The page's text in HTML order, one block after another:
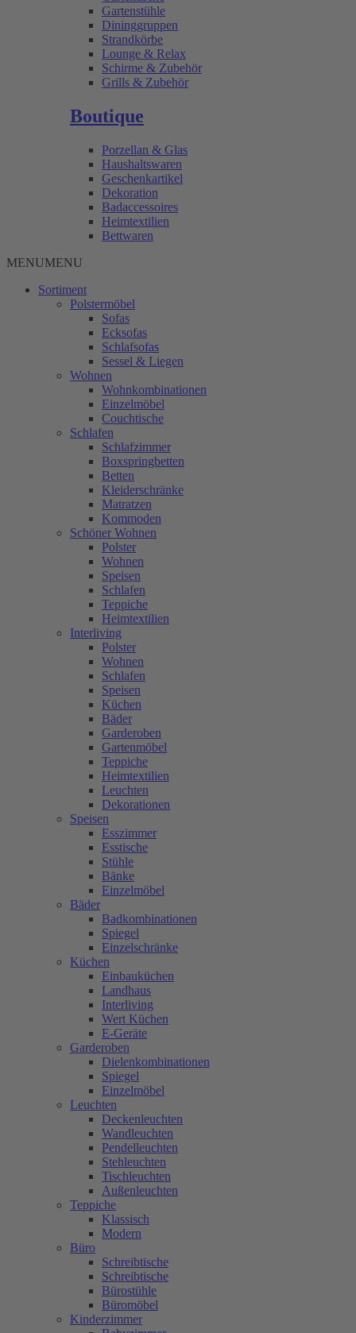
Gartenstühle
Dininggruppen
Strandkörbe
Lounge & Relax
Schirme & Zubehör
Grills & Zubehör
Boutique
Porzellan & Glas
Haushaltswaren
Geschenkartikel
Dekoration
Badaccessoires
Heimtextilien
Bettwaren
MENUMENU
Sortiment
Polstermöbel
Sofas
Ecksofas
Schlafsofas
Sessel & Liegen
Wohnen
Wohnkombinationen
Einzelmöbel
Couchtische
Schlafen
Schlafzimmer
Boxspringbetten
Betten
Kleiderschränke
Matratzen
Kommoden
Schöner Wohnen
Polster
Wohnen
Speisen
Schlafen
Teppiche
Heimtextilien
Interliving
Polster
Wohnen
Schlafen
Speisen
Küchen
Bäder
Garderoben
Gartenmöbel
Teppiche
Heimtextilien
Leuchten
Dekorationen
Speisen
Esszimmer
Esstische
Stühle
Bänke
Einzelmöbel
Bäder
Badkombinationen
Spiegel
Einzelschränke
Küchen
Einbauküchen
Landhaus
Interliving
Wert Küchen
E-Geräte
Garderoben
Dielenkombinationen
Spiegel
Einzelmöbel
Leuchten
Deckenleuchten
Wandleuchten
Pendelleuchten
Stehleuchten
Tischleuchten
Außenleuchten
Teppiche
Klassisch
Modern
Büro
Schreibtische
Schreibtische
Bürostühle
Büromöbel
Kinderzimmer